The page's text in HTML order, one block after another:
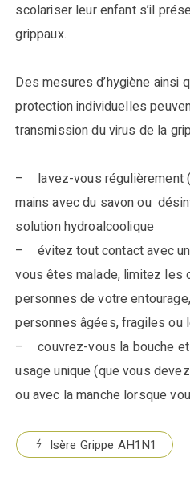
scolariser leur enfant s’il
grippaux.
Des mesures d’hygiène ainsi
protection individuelles
transmission du virus de la
– lavez-vous régulièrement
mains avec du savon ou
solution hydroalcoolique
– évitez tout contact avec
vous êtes malade, limitez les
personnes de votre
personnes âgées, fragiles ou
– couvrez-vous la bouche et
usage unique (que vous
ou avec la manche lorsque
Isère Grippe AH1N1